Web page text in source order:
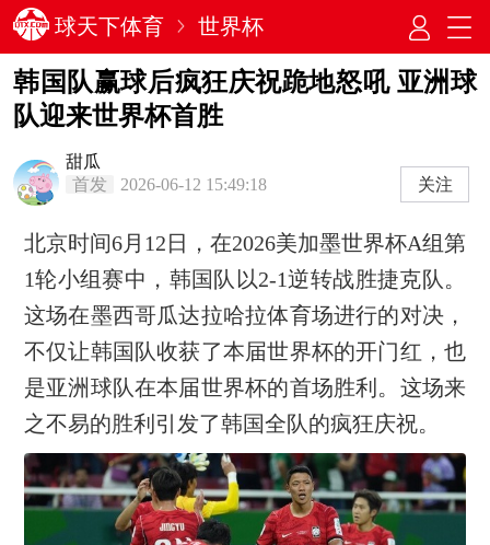
球天下体育 世界杯
韩国队赢球后疯狂庆祝跪地怒吼 亚洲球
队迎来世界杯首胜
甜瓜
首发
2026-06-12 15:49:18 关注
北京时间6月12日，在2026美加墨世界杯A组第
1轮小组赛中，韩国队以2-1逆转战胜捷克队。
这场在墨西哥瓜达拉哈拉体育场进行的对决，
不仅让韩国队收获了本届世界杯的开门红，也
是亚洲球队在本届世界杯的首场胜利。这场来
之不易的胜利引发了韩国全队的疯狂庆祝。